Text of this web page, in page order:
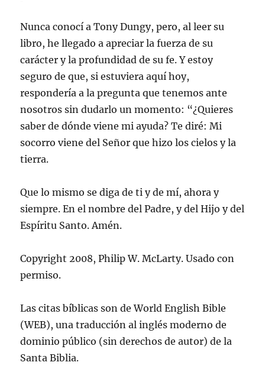
Nunca conocí a Tony Dungy, pero, al leer su
libro, he llegado a apreciar la fuerza de su
carácter y la profundidad de su fe. Y estoy
seguro de que, si estuviera aquí hoy,
respondería a la pregunta que tenemos ante
nosotros sin dudarlo un momento: “¿Quieres
saber de dónde viene mi ayuda? Te diré: Mi
socorro viene del Señor que hizo los cielos y la
tierra.
Que lo mismo se diga de ti y de mí, ahora y
siempre. En el nombre del Padre, y del Hijo y del
Espíritu Santo. Amén.
Copyright 2008, Philip W. McLarty. Usado con
permiso.
Las citas bíblicas son de World English Bible
(WEB), una traducción al inglés moderno de
dominio público (sin derechos de autor) de la
Santa Biblia.